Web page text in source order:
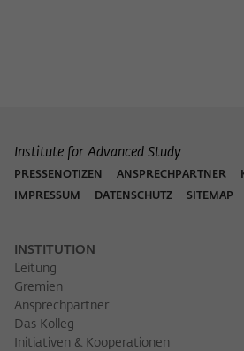
Institute for Advanced Study
PRESSENOTIZEN ANSPRECHPARTNER
IMPRESSUM
DATENSCHUTZ SITEMAP
INSTITUTION
Leitung
Gremien
Ansprechpartner
Das Kolleg
Initiativen & Kooperationen